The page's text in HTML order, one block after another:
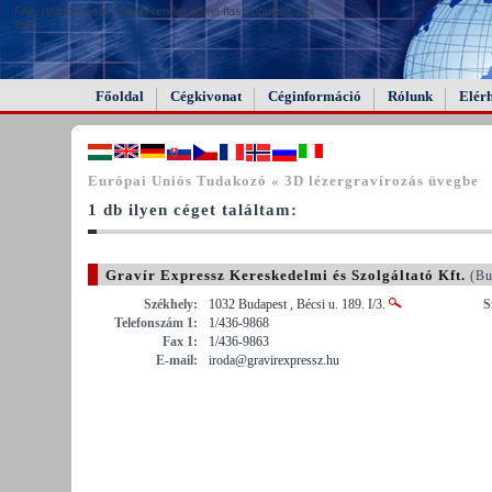
FAIL (the browser should render some flash content, not
this).
Főoldal Cégkivonat Céginformáció Rólunk
Európai Uniós Tudakozó « 3D lézergravírozás üvegbe
1 db ilyen céget találtam:
Gravír Expressz Kereskedelmi és Szolgáltató Kft.
Székhely:
1032 Budapest , Bécsi u. 189. I/3.
Telefonszám 1:
1/436-9868
Fax 1:
1/436-9863
E-mail:
iroda@gravirexpressz.hu